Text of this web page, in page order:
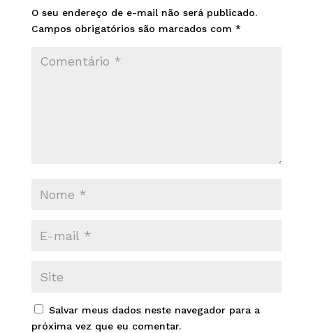
O seu endereço de e-mail não será publicado.
Campos obrigatórios são marcados com *
Salvar meus dados neste navegador para a
próxima vez que eu comentar.